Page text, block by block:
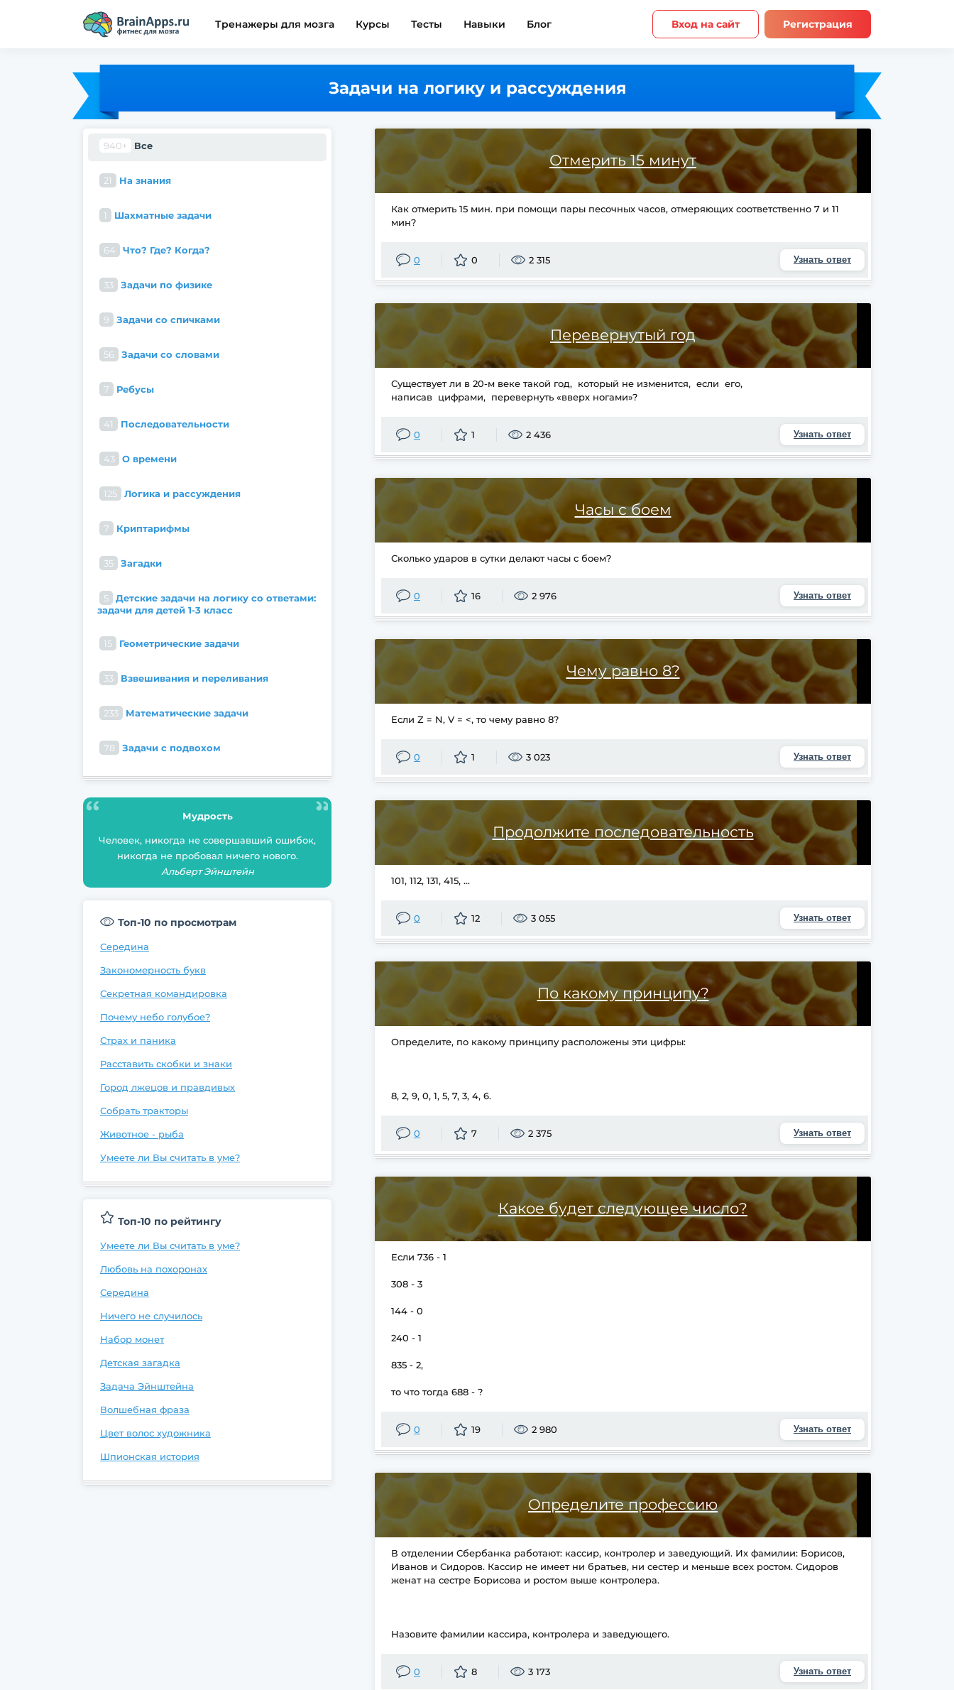
Тренажеры для мозга Курсы Тесты Навыки Блог Вход на сайт Регистрация
Задачи на логику и рассуждения
940+ Все
21 На знания
1 Шахматные задачи
64 Что? Где? Когда?
33 Задачи по физике
9 Задачи со спичками
56 Задачи со словами
7 Ребусы
41 Последовательности
43 О времени
125 Логика и рассуждения
7 Криптарифмы
35 Загадки
5
Детские задачи на логику со ответами:
задачи для детей 1-3 класс
15 Геометрические задачи
33 Взвешивания и переливания
233 Математические задачи
78 Задачи с подвохом
Мудрость
Человек, никогда не совершавший ошибок,
никогда не пробовал ничего нового.
Альберт Эйнштейн
Топ-10 по просмотрам
Середина
Закономерность букв
Секретная командировка
Почему небо голубое?
Страх и паника
Расставить скобки и знаки
Город лжецов и правдивых
Собрать тракторы
Животное - рыба
Умеете ли Вы считать в уме?
Топ-10 по рейтингу
Умеете ли Вы считать в уме?
Любовь на похоронах
Середина
Ничего не случилось
Набор монет
Детская загадка
Задача Эйнштейна
Волшебная фраза
Цвет волос художника
Шпионская история
Отмерить 15 минут
Как отмерить 15 мин. при помощи пары песочных часов, отмеряющих соответственно 7 и 11
мин?
0 0 2 315 Узнать ответ
Перевернутый год
Существует ли в 20-м веке такой год, который не изменится, если его,
написав цифрами, перевернуть «вверх ногами»?
0 1 2 436 Узнать ответ
Часы с боем
Сколько ударов в сутки делают часы с боем?
0 16 2 976 Узнать ответ
Чему равно 8?
Если Z = N, V = <, то чему равно 8?
0 1 3 023 Узнать ответ
Продолжите последовательность
101, 112, 131, 415, ...
0 12 3 055 Узнать ответ
По какому принципу?
Определите, по какому принципу расположены эти цифры:
8, 2, 9, 0, 1, 5, 7, 3, 4, 6.
0 7 2 375 Узнать ответ
Какое будет следующее число?
Если 736 - 1
308 - 3
144 - 0
240 - 1
835 - 2,
то что тогда 688 - ?
0 19 2 980 Узнать ответ
Определите профессию
В отделении Сбербанка работают: кассир, контролер и заведующий. Их фамилии: Борисов,
Иванов и Сидоров. Кассир не имеет ни братьев, ни сестер и меньше всех ростом. Сидоров
женат на сестре Борисова и ростом выше контролера.
Назовите фамилии кассира, контролера и заведующего.
0 8 3 173 Узнать ответ